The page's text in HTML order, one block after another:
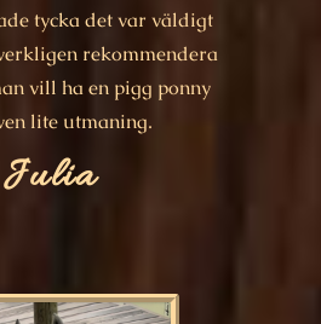
tycka det var väldigt
rekommendera
vill ha en pigg ponny
lite utmaning.
Julia